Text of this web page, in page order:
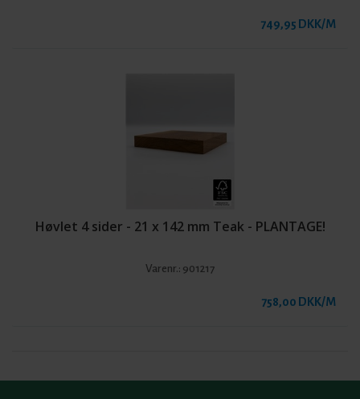
749,95 DKK/M
Høvlet 4 sider - 21 x 142 mm Teak - PLANTAGE!
Varenr.: 901217
758,00 DKK/M